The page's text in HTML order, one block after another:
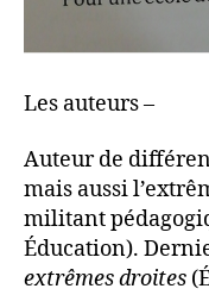
Les auteurs –
Auteur de
mais aussi
militant
Éducation).
extrêmes droites